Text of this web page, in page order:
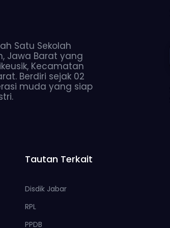
Satu Sekolah
Jawa Barat yang
Kecamatan
Berdiri sejak 02
muda yang siap
Tautan Terkait
Disdik Jabar
RPL
PPDB